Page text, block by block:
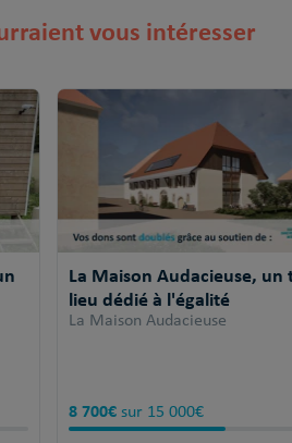
vous intéresser
La Maison Audacieuse, un
lieu dédié à l'égalité
La Maison Audacieuse
8 700€sur 15 000€